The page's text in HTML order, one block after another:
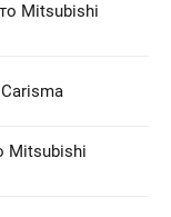
Mitsubishi
Mitsubishi